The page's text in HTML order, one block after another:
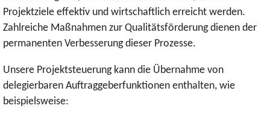
Projektziele effektiv und wirtschaftlich erreicht werden.
Zahlreiche Maßnahmen zur Qualitätsförderung dienen der
permanenten Verbesserung dieser Prozesse.
Unsere Projektsteuerung kann die Übernahme von
delegierbaren Auftraggeberfunktionen enthalten, wie
beispielsweise: